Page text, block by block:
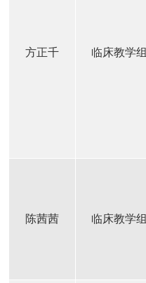
方正千 临床教学组
陈茜茜 临床教学组